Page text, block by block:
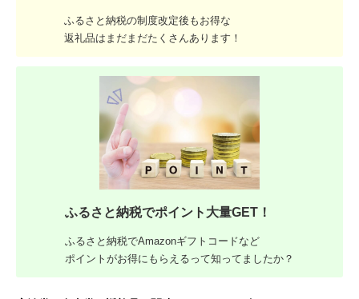
ふるさと納税の制度改定後もお得な
返礼品はまだまだたくさんあります！
ふるさと納税でポイント大量GET！
ふるさと納税でAmazonギフトコードなど
ポイントがお得にもらえるって知ってましたか？